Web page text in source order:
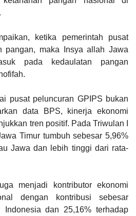
ketika pemerintah pusat
pangan, maka Insya allah Jawa
pada kedaulatan pangan
pusat peluncuran GPIPS bukan
data BPS, kinerja ekonomi
tren positif. Pada Triwulan I
Timur tumbuh sebesar 5,96%
Jawa dan lebih tinggi dari rata-
menjadi kontributor ekonomi
dengan kontribusi sebesar
Indonesia dan 25,16% terhadap